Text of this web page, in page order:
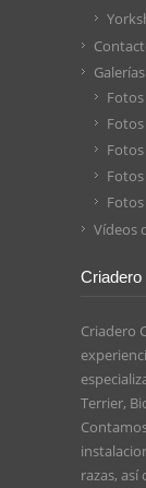
Vídeos
Criadero
Criadero
Terrier,
razas,